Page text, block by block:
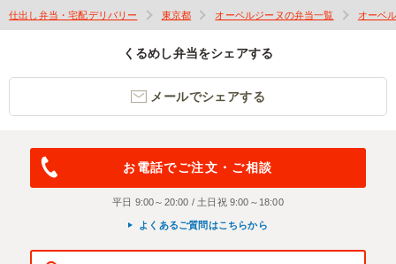
仕出し弁当・宅配デリバリー 東京都 オーベルジーヌの弁当一覧 オーベ
くるめし弁当をシェアする
メールでシェアする
お電話でご注文・ご相談
平日 9:00～20:00 / 土日祝 9:00～18:00
よくあるご質問はこちらから